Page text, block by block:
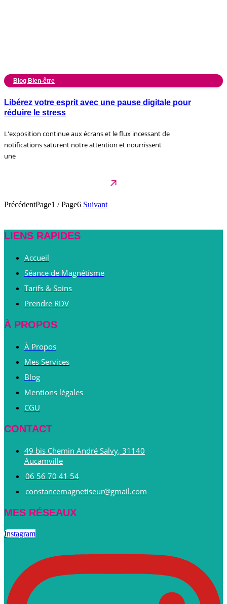
Blog Bien-être
Libérez votre esprit avec une pause digitale pour
réduire le stress
L'exposition continue aux écrans et le flux incessant de
notifications saturent notre attention et nourrissent
une
PrécédentPage1 / Page6 Suivant
LIENS RAPIDES
Accueil
Séance de Magnétisme
Tarifs & Soins
Prendre RDV
À PROPOS
À Propos
Mes Services
Blog
Mentions légales
CGU
CONTACT
49 bis Chemin André Salvy, 31140
Aucamville
06 56 70 41 54
constancemagnetiseur@gmail.com
MES RÉSEAUX
Instagram